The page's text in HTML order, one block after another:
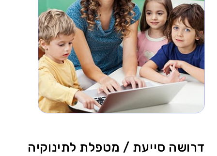
דרושה סייעת / מטפלת לתינוקיה